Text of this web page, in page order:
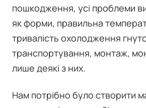
пошкодження, усі проблеми
як форми, правильна
тривалість охолодження
транспортування, монтаж,
лише деякі з них.
Нам потрібно було створити